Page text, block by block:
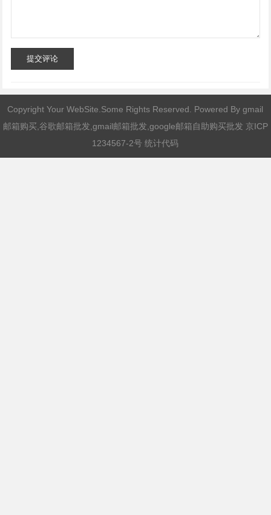
提交评论
Copyright Your WebSite.Some Rights Reserved. Powered Bygmail
邮箱购买,谷歌邮箱批发,gmail邮箱批发,google邮箱自助购买批发 京ICP
1234567-2号 统计代码